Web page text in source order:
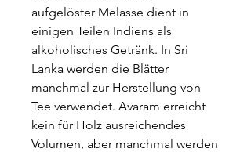
aufgelöster Melasse dient in
einigen Teilen Indiens als
alkoholisches Getränk. In Sri
Lanka werden die Blätter
manchmal zur Herstellung von
Tee verwendet. Avaram erreicht
kein für Holz ausreichendes
Volumen, aber manchmal werden